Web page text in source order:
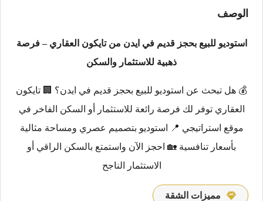
الوصف
استوديو للبيع بحجز قديم في ايدن من تايكون العقاري – فرصة
ذهبية للاستثمار والسكن
💰 هل تبحث عن استوديو للبيع بحجز قديم في ايدن؟ 🏢 تايكون
العقاري توفر لك فرصة رائعة للاستثمار أو السكن الفاخر في
موقع استراتيجي 📍 استوديو بتصميم عصري ومساحة مثالية
بأسعار تنافسية 🏡 احجز الآن واستمتع بالسكن الراقي أو
الاستثمار الناجح
مميزات الشقة